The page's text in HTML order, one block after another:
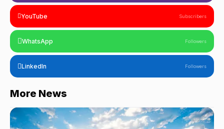
YouTube Subscribers
WhatsApp Followers
LinkedIn Followers
More News